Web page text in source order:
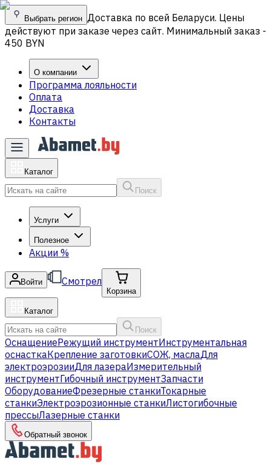
Выбрать регион Доставка по всей Беларуси. Цены
действуют при заказе через сайт. Минимальный заказ -
450 BYN
О компании
Программа лояльности
Оплата
Доставка
Контакты
Каталог
Поиск
Услуги
Полезное
Акции %
Войти Смотрел
Корзина
Каталог
Поиск
ОснащениеРежущий инструментИнструментальная
оснасткаКрепление заготовкиСОЖ, маслаДля
электроэрозииДля лазераИзмерительный
инструментГибочный инструментЗапчасти
ОборудованиеФрезерные станкиТокарные
станкиЭлектроэрозионные станкиЛистогибочные
прессыЛазерные станки
Обратный звонок